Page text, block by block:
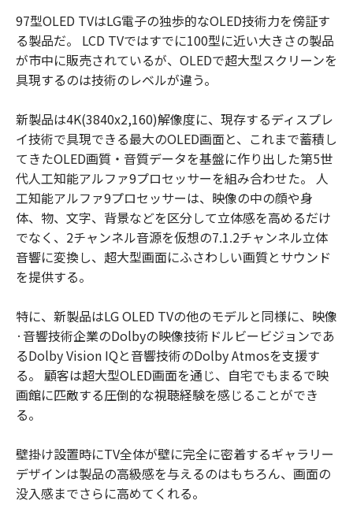
97型OLED TVはLG電子の独歩的なOLED技術力を傍証す
る製品だ。 LCD TVではすでに100型に近い大きさの製品
が市中に販売されているが、OLEDで超大型スクリーンを
具現するのは技術のレベルが違う。
新製品は4K(3840x2,160)解像度に、現存するディスプレ
イ技術で具現できる最大のOLED画面と、これまで蓄積し
てきたOLED画質・音質データを基盤に作り出した第5世
代人工知能アルファ9プロセッサーを組み合わせた。 人
工知能アルファ9プロセッサーは、映像の中の顔や身
体、物、文字、背景などを区分して立体感を高めるだけ
でなく、2チャンネル音源を仮想の7.1.2チャンネル立体
音響に変換し、超大型画面にふさわしい画質とサウンド
を提供する。
特に、新製品はLG OLED TVの他のモデルと同様に、映像
·音響技術企業のDolbyの映像技術ドルビービジョンであ
るDolby Vision IQと音響技術のDolby Atmosを支援す
る。 顧客は超大型OLED画面を通じ、自宅でもまるで映
画館に匹敵する圧倒的な視聴経験を感じることができ
る。
壁掛け設置時にTV全体が壁に完全に密着するギャラリー
デザインは製品の高級感を与えるのはもちろん、画面の
没入感までさらに高めてくれる。